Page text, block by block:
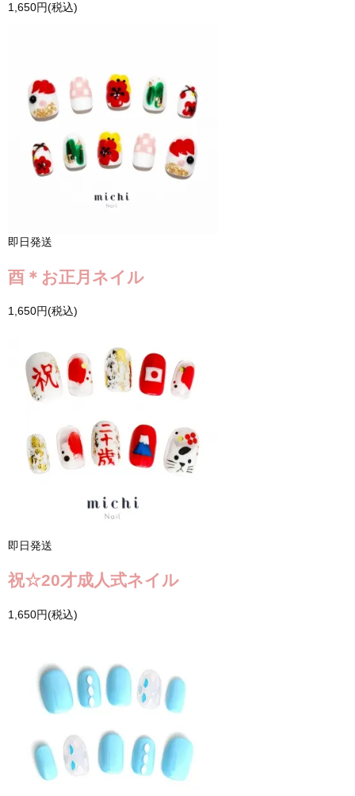
1,650円(税込)
即日発送
酉＊お正月ネイル
1,650円(税込)
即日発送
祝☆20才成人式ネイル
1,650円(税込)